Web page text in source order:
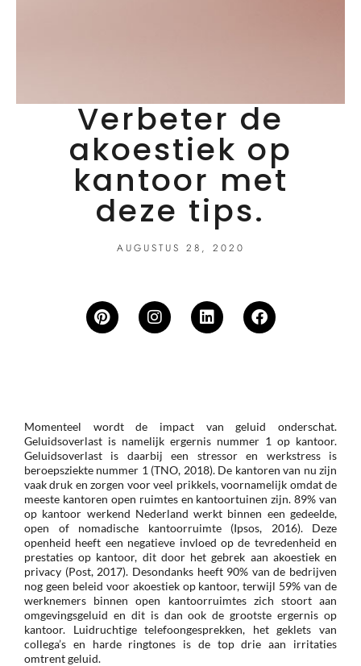
Verbeter de
akoestiek op
kantoor met
deze tips.
AUGUSTUS 28, 2020
Momenteel wordt de impact van geluid onderschat.
Geluidsoverlast is namelijk ergernis nummer 1 op kantoor.
Geluidsoverlast is daarbij een stressor en werkstress is
beroepsziekte nummer 1 (TNO, 2018). De kantoren van nu zijn
vaak druk en zorgen voor veel prikkels, voornamelijk omdat de
meeste kantoren open ruimtes en kantoortuinen zijn. 89% van
op kantoor werkend Nederland werkt binnen een gedeelde,
open of nomadische kantoorruimte (Ipsos, 2016). Deze
openheid heeft een negatieve invloed op de tevredenheid en
prestaties op kantoor, dit door het gebrek aan akoestiek en
privacy (Post, 2017). Desondanks heeft 90% van de bedrijven
nog geen beleid voor akoestiek op kantoor, terwijl 59% van de
werknemers binnen open kantoorruimtes zich stoort aan
omgevingsgeluid en dit is dan ook de grootste ergernis op
kantoor. Luidruchtige telefoongesprekken, het geklets van
collega’s en harde ringtones is de top drie aan irritaties
omtrent geluid.